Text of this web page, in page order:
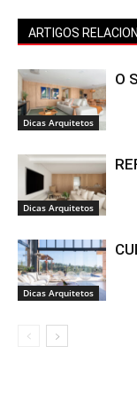
ARTIGOS
Dicas Arquitetos
O
Dicas Arquitetos
Dicas Arquitetos